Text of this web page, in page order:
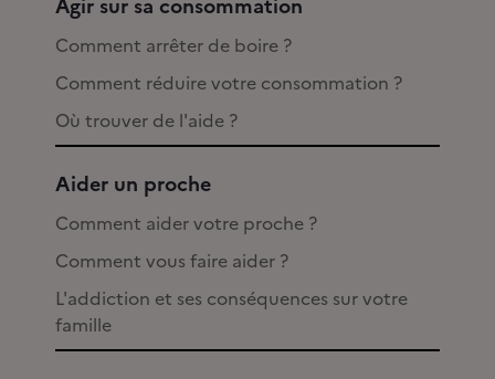
Agir sur sa consommation
Comment arrêter de boire ?
Comment réduire votre consommation ?
Où trouver de l'aide ?
Aider un proche
Comment aider votre proche ?
Comment vous faire aider ?
L'addiction et ses conséquences sur votre
famille